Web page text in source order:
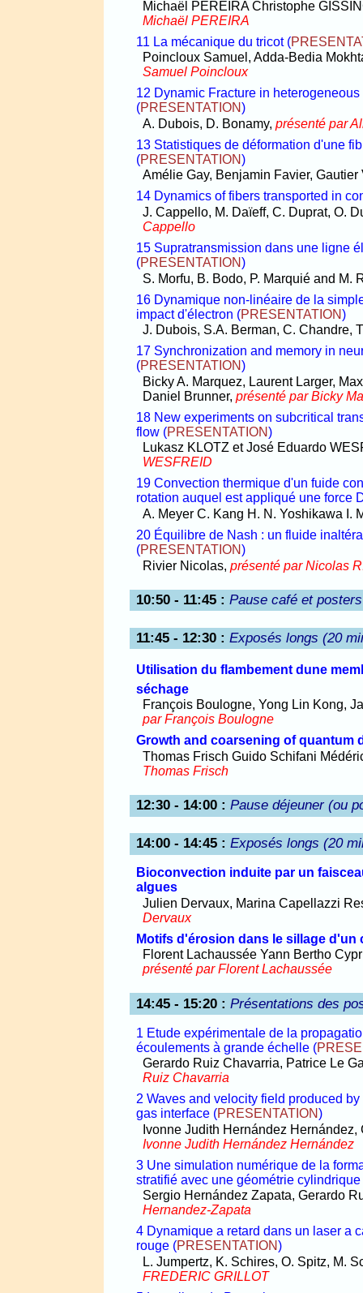
Michaël PEREIRA Christophe
Michaël PEREIRA
11 La mécanique du tricot(
Poincloux Samuel, Adda-Bedia
Samuel Poincloux
12 Dynamic Fracture in
(PRESENTATION)
A. Dubois, D. Bonamy, présenté par
13 Statistiques de déformation d'une
(PRESENTATION)
Amélie Gay, Benjamin Favier,
14 Dynamics of fibers transported in
J. Cappello, M. Daïeff, C. Duprat, O.
Cappello
15 Supratransmission dans une ligne
(PRESENTATION)
S. Morfu, B. Bodo, P. Marquié and M.
16 Dynamique non-linéaire de la
impact d'électron (PRESENTATION)
J. Dubois, S.A. Berman, C. Chandre,
17 Synchronization and memory in
(PRESENTATION)
Bicky A. Marquez, Laurent Larger,
Daniel Brunner, présenté par Bicky
18 New experiments on subcritical
flow (PRESENTATION)
Lukasz KLOTZ et José Eduardo
WESFREID
19 Convection thermique d'un fuide
rotation auquel est appliqué une force
A. Meyer C. Kang H. N. Yoshikawa I.
20 Équilibre de Nash : un fluide
(PRESENTATION)
Rivier Nicolas, présenté par Nicolas
10:50 - 11:45 :Pause café et
11:45 - 12:30 :Exposés longs (20
Utilisation du flambement dune
séchage
François Boulogne, Yong Lin Kong,
par François Boulogne
Growth and coarsening of quantum
Thomas Frisch Guido Schifani
Thomas Frisch
12:30 - 14:00 :Pause déjeuner (ou
14:00 - 14:45 :Exposés longs (20
Bioconvection induite par un
algues
Julien Dervaux, Marina Capellazzi
Dervaux
Motifs d'érosion dans le sillage d'un
Florent Lachaussée Yann Bertho
présenté par Florent Lachaussée
14:45 - 15:20 :Présentations des
1 Etude expérimentale de la
écoulements à grande échelle (
Gerardo Ruiz Chavarria, Patrice Le
Ruiz Chavarria
2 Waves and velocity field produced
gas interface (PRESENTATION)
Ivonne Judith Hernández
Ivonne Judith Hernández Hernández
3 Une simulation numérique de la
stratifié avec une géométrie cylindrique
Sergio Hernández Zapata, Gerardo
Hernandez-Zapata
4 Dynamique a retard dans un laser a
rouge (PRESENTATION)
L. Jumpertz, K. Schires, O. Spitz, M.
FREDERIC GRILLOT